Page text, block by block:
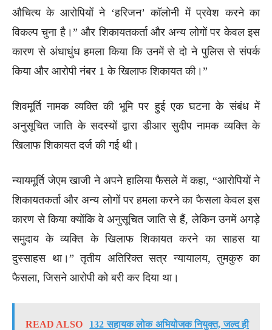
औचित्य के आरोपियों ने ‘हरिजन’ कॉलोनी में प्रवेश करने का
विकल्प चुना है।” और शिकायतकर्ता और अन्य लोगों पर केवल इस
कारण से अंधाधुंध हमला किया कि उनमें से दो ने पुलिस से संपर्क
किया और आरोपी नंबर 1 के खिलाफ शिकायत की।”
शिवमूर्ति नामक व्यक्ति की भूमि पर हुई एक घटना के संबंध में
अनुसूचित जाति के सदस्यों द्वारा डीआर सुदीप नामक व्यक्ति के
खिलाफ शिकायत दर्ज की गई थी।
न्यायमूर्ति जेएम खाजी ने अपने हालिया फैसले में कहा, “आरोपियों ने
शिकायतकर्ता और अन्य लोगों पर हमला करने का फैसला केवल इस
कारण से किया क्योंकि वे अनुसूचित जाति से हैं, लेकिन उनमें अगड़े
समुदाय के व्यक्ति के खिलाफ शिकायत करने का साहस या
दुस्साहस था।” तृतीय अतिरिक्त सत्र न्यायालय, तुमकुरु का
फैसला, जिसने आरोपी को बरी कर दिया था।
READ ALSO
132 सहायक लोक अभियोजक नियुक्त, जल्द ही